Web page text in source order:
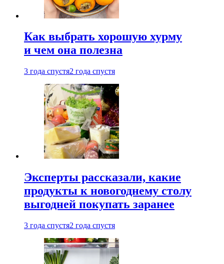
Как выбрать хорошую хурму
и чем она полезна
3 года спустя2 года спустя
Эксперты рассказали, какие
продукты к новогоднему столу
выгодней покупать заранее
3 года спустя2 года спустя